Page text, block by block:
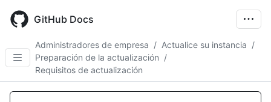
main
GitHub Docs
Administradores de empresa / Actualice su instancia /
Preparación de la actualización /
Requisitos de actualización